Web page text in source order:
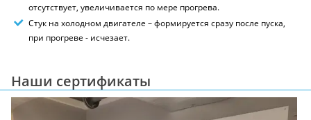
отсутствует, увеличивается по мере прогрева.
Стук на холодном двигателе – формируется сразу после пуска,
при прогреве - исчезает.
Наши сертификаты